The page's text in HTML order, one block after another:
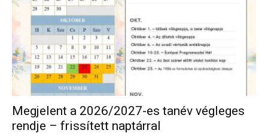
Megjelent a 2026/2027-es tanév végleges
rendje – frissített naptárral